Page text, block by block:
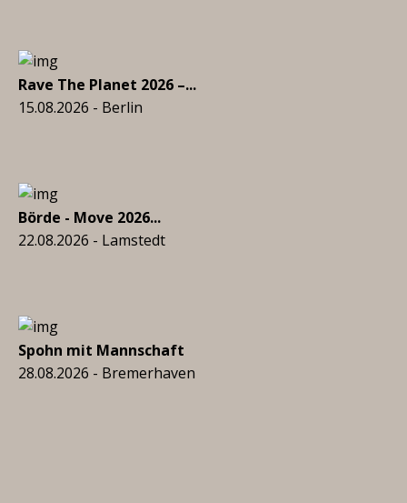
Rave The Planet 2026 –...
15.08.2026 - Berlin
Börde - Move 2026...
22.08.2026 - Lamstedt
Spohn mit Mannschaft
28.08.2026 - Bremerhaven